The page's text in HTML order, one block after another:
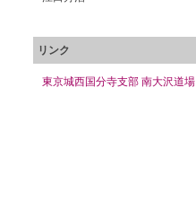
リンク
東京城西国分寺支部 南大沢道場